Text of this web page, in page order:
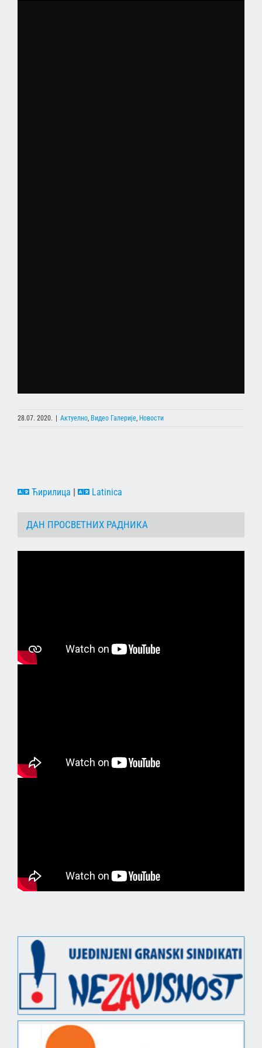
28.07. 2020. | Актуелно Видео Галерије Новости
Ћирилица | Latinica
ДАН ПРОСВЕТНИХ РАДНИКА